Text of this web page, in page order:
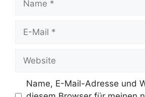
Website
Name, E-Mail-Adresse und